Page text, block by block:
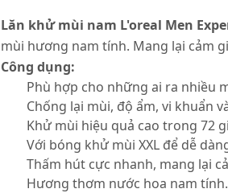
Lăn khử mùi nam L'oreal Men
mùi hương nam tính. Mang lại cảm
Công dụng:
Phù hợp cho những ai ra nhiều
Chống lại mùi, độ ẩm, vi khuẩn
Khử mùi hiệu quả cao trong 72
Với bóng khử mùi XXL để dễ
Thấm hút cực nhanh, mang lại
Hương thơm nước hoa nam tính.